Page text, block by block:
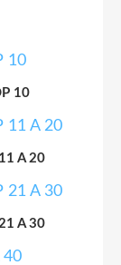
10
A 20
A 30